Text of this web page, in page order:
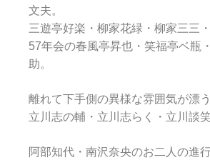
文夫。
三遊亭好楽・柳家花緑・柳家三三
57年会の春風亭昇也・笑福亭ベ瓶
助。
離れて下手側の異様な雰囲気が漂
立川志の輔・立川志らく・立川談笑
阿部知代・南沢奈央のお二人の進